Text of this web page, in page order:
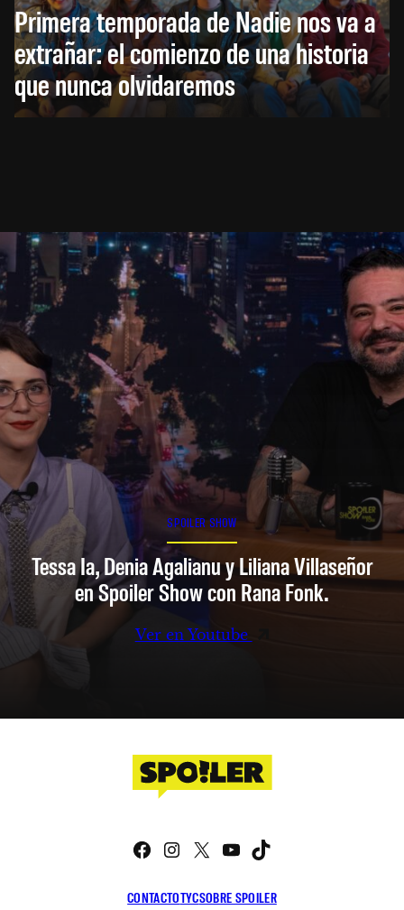
Primera temporada de Nadie nos va a
extrañar: el comienzo de una historia
que nunca olvidaremos
SPOILER SHOW
Tessa Ia, Denia Agalianu y Liliana Villaseñor
en Spoiler Show con Rana Fonk.
Ver en Youtube
CONTACTOTYCSOBRE SPOILER
Facebook
Instagram
X YouTube